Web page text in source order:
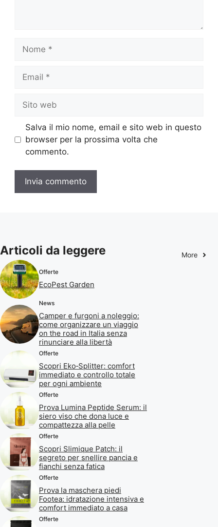
web
Salva il mio nome, email e sito web in questo
browser per la prossima volta che
commento.
Articoli da leggere More
Offerte
EcoPest Garden
News
Camper e furgoni a noleggio:
come organizzare un viaggio
on the road in Italia senza
rinunciare alla libertà
Offerte
Scopri Eko‑Splitter: comfort
immediato e controllo totale
per ogni ambiente
Offerte
Prova Lumina Peptide Serum: il
siero viso che dona luce e
compattezza alla pelle
Offerte
Scopri Slimique Patch: il
segreto per snellire pancia e
fianchi senza fatica
Offerte
Prova la maschera piedi
Footea: idratazione intensiva e
comfort immediato a casa
Offerte